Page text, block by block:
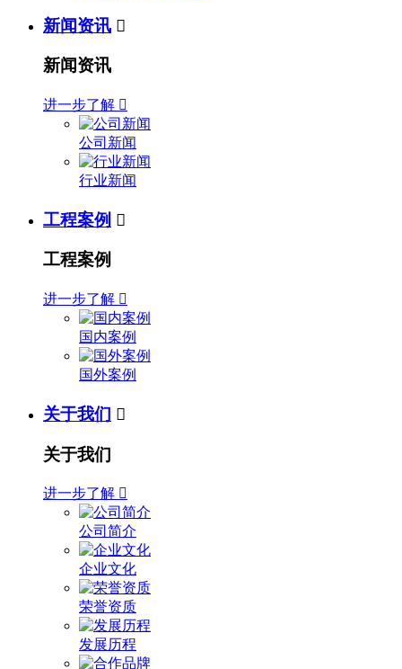
新闻资讯 
新闻资讯
进一步了解 
公司新闻
行业新闻
工程案例 
工程案例
进一步了解 
国内案例
国外案例
关于我们 
关于我们
进一步了解 
公司简介
企业文化
荣誉资质
发展历程